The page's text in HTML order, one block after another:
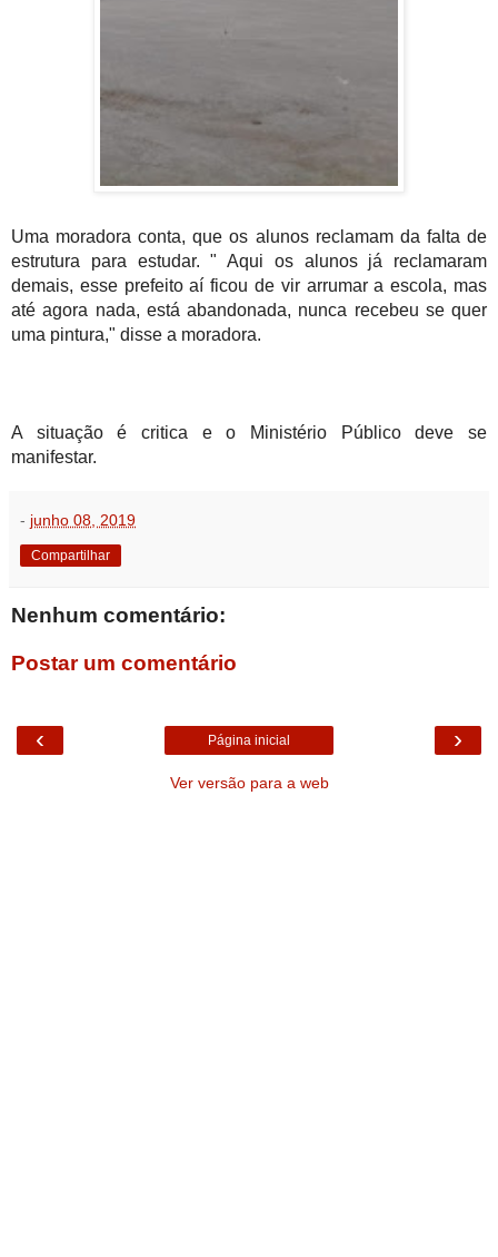
Uma moradora conta, que os alunos reclamam da falta de
estrutura para estudar. " Aqui os alunos já reclamaram
demais, esse prefeito aí ficou de vir arrumar a escola, mas
até agora nada, está abandonada, nunca recebeu se quer
uma pintura," disse a moradora.
A situação é critica e o Ministério Público deve se
manifestar.
- junho 08, 2019
Compartilhar
Nenhum comentário:
Postar um comentário
‹ ›
Página inicial
Ver versão para a web